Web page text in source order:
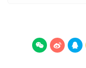
  